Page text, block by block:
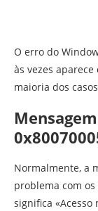
O erro do
às vezes
maioria dos
Normalmente, a
problema com
significa